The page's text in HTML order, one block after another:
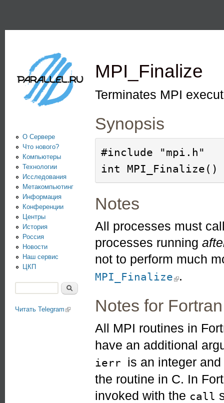
Информационно-
аналитический
центр по
параллельным
вычислениям
MPI_Finalize
Terminates MPI
Synopsis
#include "mpi.h"
Notes
All processes must
processes running
not to perform much
MPI_Finalize .
Notes for Fortran
All MPI routines in
have an additional
ierr is an integer
the routine in C. In
invoked with the call
О Сервере
Что нового?
Компьютеры
Технологии
Исследования
Метакомпьютинг
Информация
Конференции
Центры
История
Россия
Новости
Наш сервис
ЦКП
Читать Telegram (link is external)